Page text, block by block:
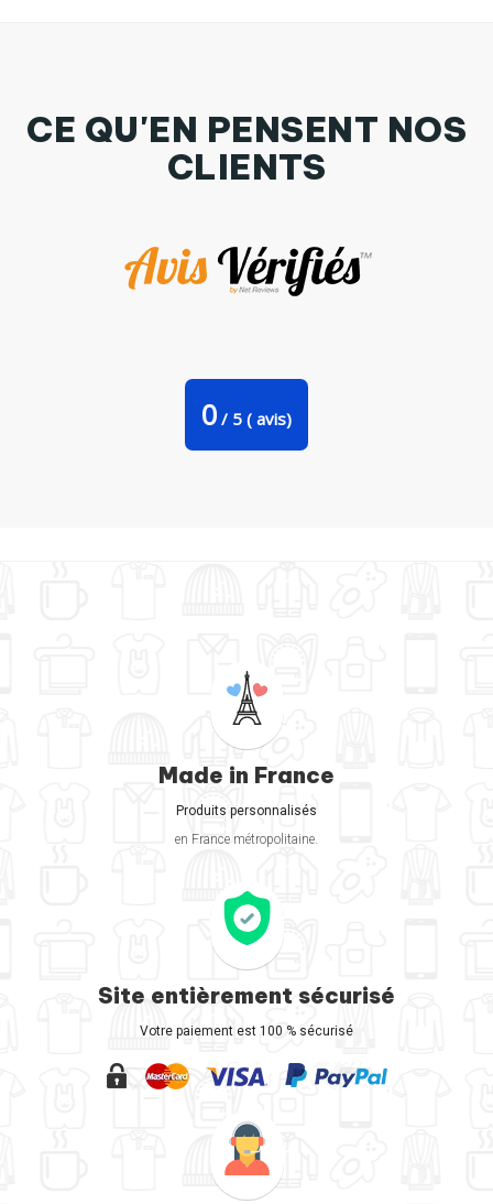
CE QU'EN PENSENT NOS
CLIENTS
0 / 5 ( avis)
Made in France
Produits personnalisés
en France métropolitaine.
Site entièrement sécurisé
Votre paiement est 100 % sécurisé